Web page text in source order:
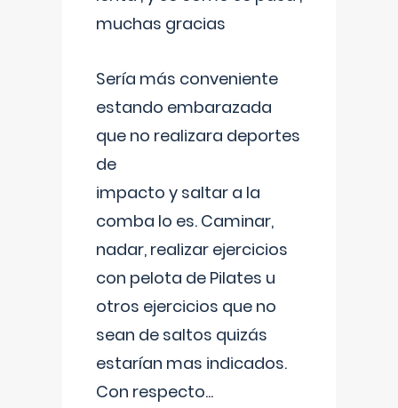
muchas gracias
Sería más conveniente
estando embarazada
que no realizara deportes
de
impacto y saltar a la
comba lo es. Caminar,
nadar, realizar ejercicios
con pelota de Pilates u
otros ejercicios que no
sean de saltos quizás
estarían mas indicados.
Con respecto...